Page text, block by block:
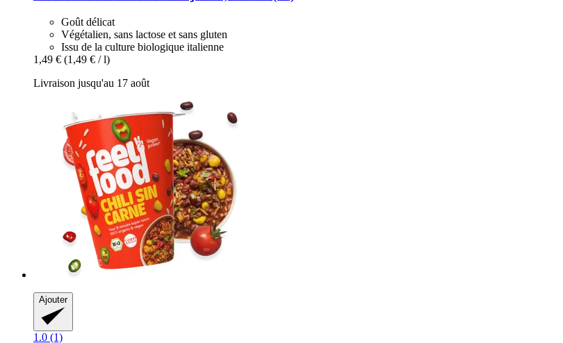
Goût délicat
Végétalien, sans lactose et sans gluten
Issu de la culture biologique italienne
1,49 € (1,49 € / l)
Livraison jusqu'au 17 août
Ajouter
1.0 (1)